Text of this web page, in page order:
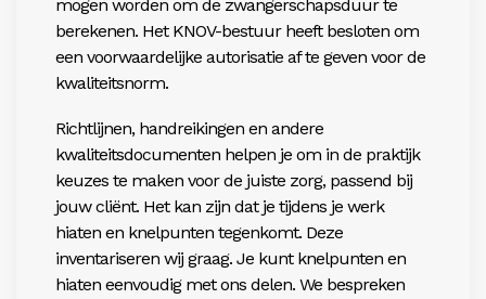
mogen worden om de zwangerschapsduur te
berekenen. Het KNOV-bestuur heeft besloten om
een voorwaardelijke autorisatie af te geven voor de
kwaliteitsnorm.
Richtlijnen, handreikingen en andere
kwaliteitsdocumenten helpen je om in de praktijk
keuzes te maken voor de juiste zorg, passend bij
jouw cliënt. Het kan zijn dat je tijdens je werk
hiaten en knelpunten tegenkomt. Deze
inventariseren wij graag. Je kunt knelpunten en
hiaten eenvoudig met ons delen. We bespreken